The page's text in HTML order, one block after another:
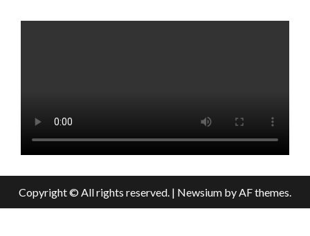
Copyright © All rights reserved. | Newsium by AF themes.